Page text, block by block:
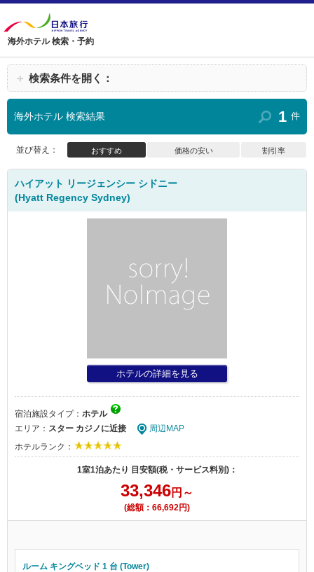
海外ホテル 検索・予約
＋ 検索条件を開く：
海外ホテル 検索結果 1 件
並び替え： おすすめ 価格の安い 割引率
ハイアット リージェンシー シドニー
(Hyatt Regency Sydney)
ホテルの詳細を見る
宿泊施設タイプ： ホテル
エリア： スター カジノに近接
周辺MAP
ホテルランク：
1室1泊あたり 目安額(税・サービス料別)：
33,346円～
(総額：66,692円)
ルーム キングベッド 1 台 (Tower)